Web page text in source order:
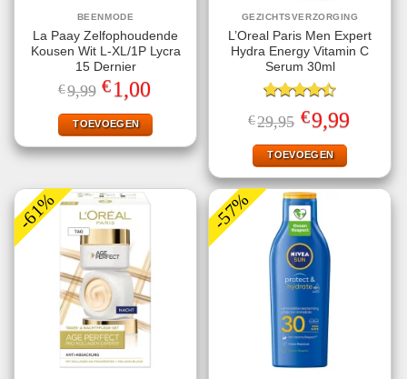
BEENMODE
La Paay Zelfophoudende
Kousen Wit L-XL/1P Lycra
15 Dernier
€9,99 Oorspronkelijke
prijs
was:
€9,99.
€1,00
is:
€1,00.
TOEVOEGEN
GEZICHTSVERZORGING
L’Oreal Paris Men Expert
Hydra Energy Vitamin C
Serum 30ml
Gewaardeerd
4.50uit 5
€29,95 Oorspronkelijke
prijs
was:
€29,95.
€9,99Huidige
prijs
TOEVOEGEN
-61% -57%